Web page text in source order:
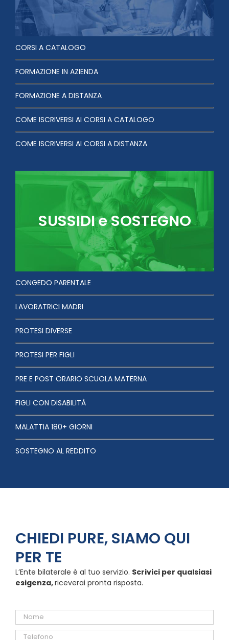
CORSI A CATALOGO
FORMAZIONE IN AZIENDA
FORMAZIONE A DISTANZA
COME ISCRIVERSI AI CORSI A CATALOGO
COME ISCRIVERSI AI CORSI A DISTANZA
SUSSIDI e SOSTEGNO
CONGEDO PARENTALE
LAVORATRICI MADRI
PROTESI DIVERSE
PROTESI PER FIGLI
PRE E POST ORARIO SCUOLA MATERNA
FIGLI CON DISABILITÀ
MALATTIA 180+ GIORNI
SOSTEGNO AL REDDITO
CHIEDI PURE, SIAMO QUI
PER TE
L’Ente bilaterale è al tuo servizio. Scrivici per qualsiasi
esigenza,riceverai pronta risposta.